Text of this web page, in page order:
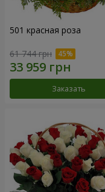
501 красная роза
61 744 грн
Заказать